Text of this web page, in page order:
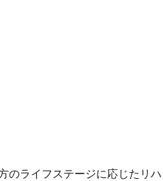
ライフステージに応じたリ